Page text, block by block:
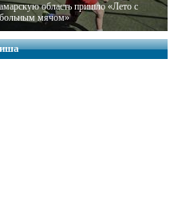
область пришло «Лето с
мячом»